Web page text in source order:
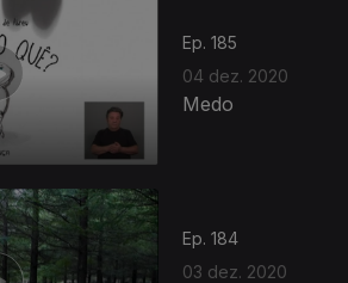
Ep. 185
04 dez. 2020
Medo
Ep. 184
03 dez. 2020